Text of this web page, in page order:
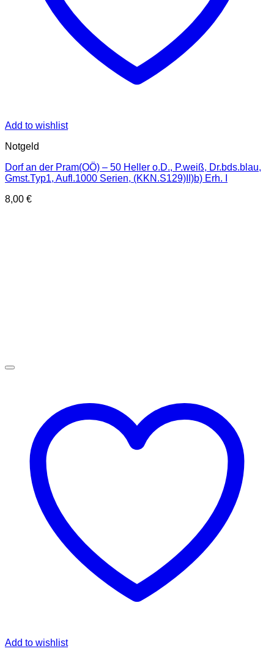
Add to wishlist
Notgeld
Dorf an der Pram(OÖ) – 50 Heller o.D., P.weiß, Dr.bds.blau,
Gmst.Typ1, Aufl.1000 Serien, (KKN.S129)II)b) Erh. I
8,00 €
Add to wishlist